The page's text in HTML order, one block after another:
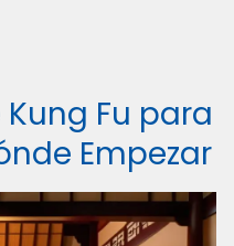
Fu para
Empezar